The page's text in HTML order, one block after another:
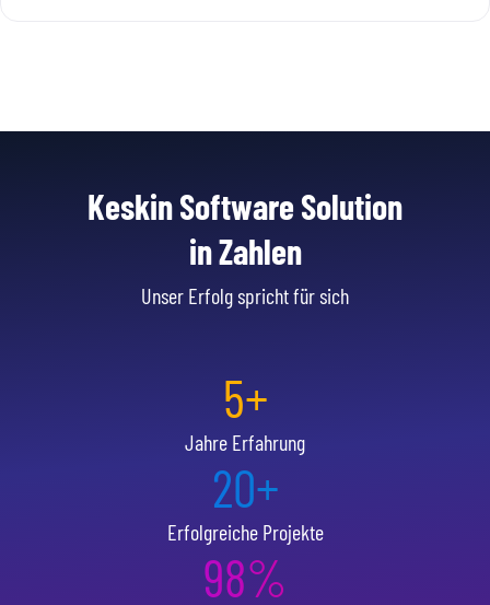
Keskin Software Solution
in Zahlen
Unser Erfolg spricht für sich
5+
Jahre Erfahrung
20+
Erfolgreiche Projekte
98%